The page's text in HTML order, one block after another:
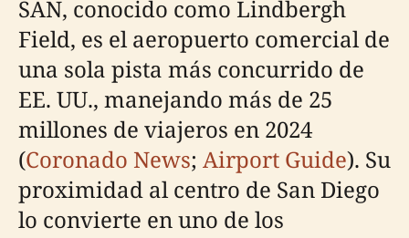
SAN, conocido como Lindbergh
Field, es el aeropuerto comercial de
una sola pista más concurrido de
EE. UU., manejando más de 25
millones de viajeros en 2024
(Coronado News; Airport Guide). Su
proximidad al centro de San Diego
lo convierte en uno de los